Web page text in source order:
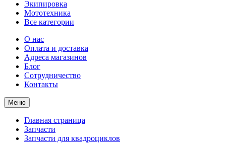
Экипировка
Мототехника
Все категории
О нас
Оплата и доставка
Адреса магазинов
Блог
Сотрудничество
Контакты
Меню
Главная страница
Запчасти
Запчасти для квадроциклов